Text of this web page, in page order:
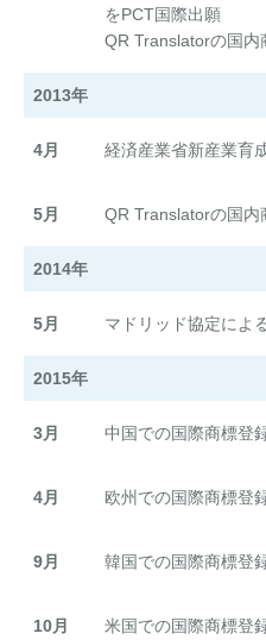
資料ダウンロード
アップデート情報
マニュアル
お問い合わせ
English
をPCT国際出願
QR Translatorの国内
2013年
4月 経済産業省新産業育
5月 QR Translatorの国内
2014年
5月 マドリッド協定によ
2015年
3月 中国での国際商標登
4月 欧州での国際商標登
9月 韓国での国際商標登
10月 米国での国際商標登